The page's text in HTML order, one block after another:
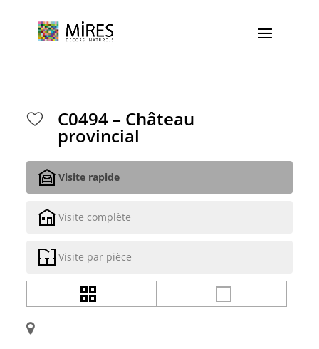
C0494 – Château
provincial
Visite rapide
Visite complète
Visite par pièce